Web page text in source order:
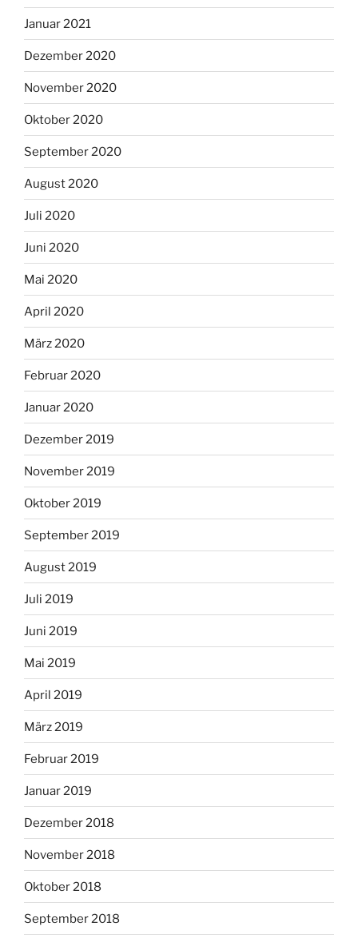
Januar 2021
Dezember 2020
November 2020
Oktober 2020
September 2020
August 2020
Juli 2020
Juni 2020
Mai 2020
April 2020
März 2020
Februar 2020
Januar 2020
Dezember 2019
November 2019
Oktober 2019
September 2019
August 2019
Juli 2019
Juni 2019
Mai 2019
April 2019
März 2019
Februar 2019
Januar 2019
Dezember 2018
November 2018
Oktober 2018
September 2018